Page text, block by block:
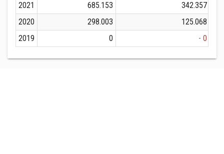
2021
685.153
342.357
2020
298.003
125.068
2019
0 - 0